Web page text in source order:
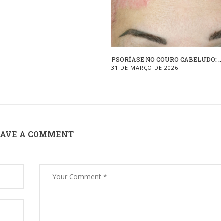
PSORÍASE NO COURO CABELUDO:
31 DE MARÇO DE 2026
A COMMENT